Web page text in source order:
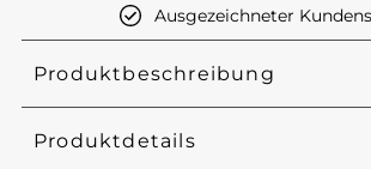
Ausgezeichneter
Produktbeschreibung
Produktdetails